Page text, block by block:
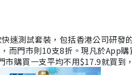
速測試套裝，包括香港公司研
而門市則10支8折。現凡於App
購買一支平均不用$17.9就買到